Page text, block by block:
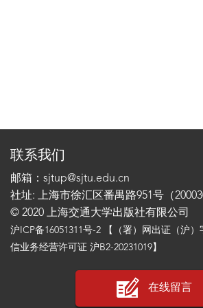
联系我们
邮箱：sjtup@sjtu.edu.cn
社址: 上海市徐汇区番禺路951号（
© 2020 上海交通大学出版社有限公司
沪ICP备16051311号-2 【（署）网出证（沪
信业务经营许可证 沪B2-20231019】
在线留言